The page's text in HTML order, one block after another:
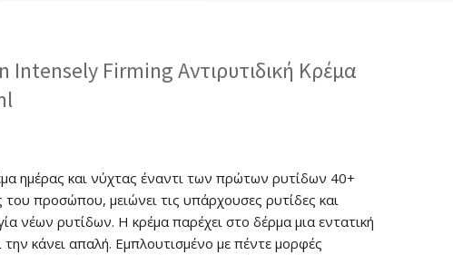
Intensely Firming Αντιρυτιδική Κρέμα
ημέρας και νύχτας έναντι των πρώτων ρυτίδων 40+
του προσώπου, μειώνει τις υπάρχουσες ρυτίδες και
νέων ρυτίδων. Η κρέμα παρέχει στο δέρμα μια εντατική
την κάνει απαλή. Εμπλουτισμένο με πέντε μορφές